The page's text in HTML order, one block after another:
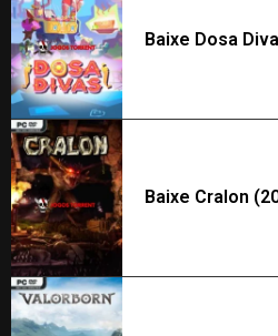
Baixe Dosa
Baixe Cralon